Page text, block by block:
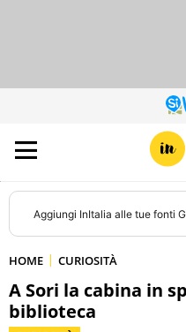
Aggiungi InItalia alle tue fonti
HOME CURIOSITÀ
A Sori la cabina in
biblioteca